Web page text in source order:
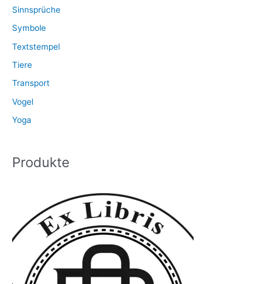
Sinnsprüche
Symbole
Textstempel
Tiere
Transport
Vogel
Yoga
Produkte